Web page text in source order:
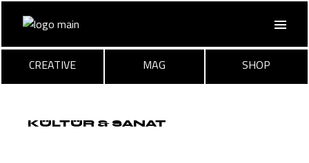
Skip
CREATIVE
MAG SHOP
KÜLTÜR & SANAT